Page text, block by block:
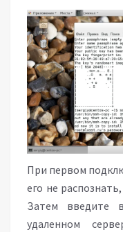
При первом
его не
Затем введите
удаленном